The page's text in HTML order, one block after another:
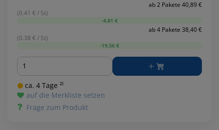
ab 2 Pakete 40,89 €
(0.41 € / St)
-4,81 €
ab 4 Pakete 38,40 €
(0.38 € / St)
-19,56 €
Menge
ca. 4 Tage ²⁾
auf die Merkliste setzen
Frage zum Produkt